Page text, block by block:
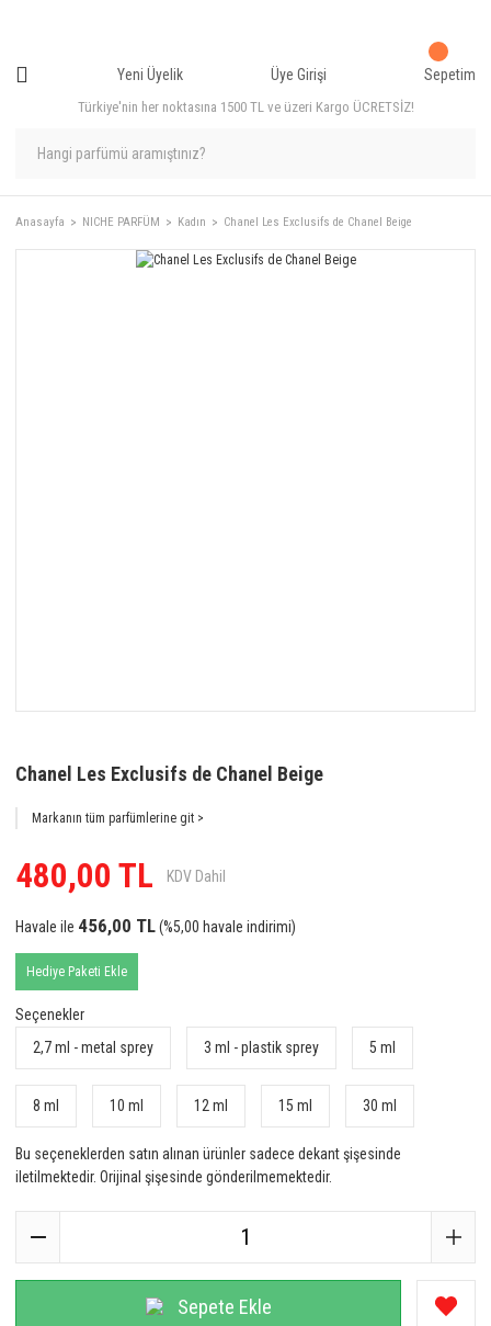
Türkiye'nin her noktasına 1500 TL ve üzeri Kargo ÜCRETSİZ!
Yeni Üyelik Üye Girişi Sepetim
Anasayfa NICHE PARFÜM Kadın Chanel Les Exclusifs de Chanel Beige
Chanel Les Exclusifs de Chanel Beige
Markanın tüm parfümlerine git >
480,00 TL KDV Dahil
Havale ile 456,00 TL(%5,00 havale indirimi)
Hediye Paketi Ekle
Seçenekler
2,7 ml - metal sprey
3 ml - plastik sprey 5 ml
8 ml 10 ml 12 ml 15 ml 30 ml
Bu seçeneklerden satın alınan ürünler sadece dekant şişesinde
iletilmektedir. Orijinal şişesinde gönderilmemektedir.
Sepete Ekle